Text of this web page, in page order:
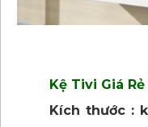
Kệ Tivi Giá
Kích thước :